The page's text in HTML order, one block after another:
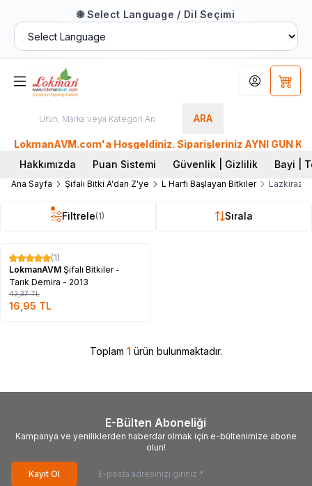
🌐 Select Language / Dil Seçimi
ARA
Hesabım
LokmanAVM.com'a Hoşgeldiniz. Siparişleriniz AYNI GÜN
Hakkımızda
Puan Sistemi Güvenlik | Gizlilik Bayi |
Ana Sayfa Şifalı Bitki A'dan Z'ye L Harfi Başlayan Bitkiler Lazkirazı,
Filtrele(1) Sırala
%60
(1)
LokmanAVM Şifalı Bitkiler -
Tarık Demira - 2013
42,37TL
16,95 TL
Toplam 1 ürün bulunmaktadır.
E-Bülten Aboneliği
Kampanya ve yeniliklerden haberdar olmak için e-bültenimize abone
olun!
Kayıt Ol